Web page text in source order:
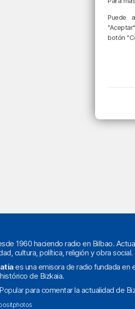
1960 haciendo radio en Bilbao.
cultura, política, religión y obra social.
es una emisora de radio fundada en
de Bizkaia.
para comentar la actualidad de
Puede
botón